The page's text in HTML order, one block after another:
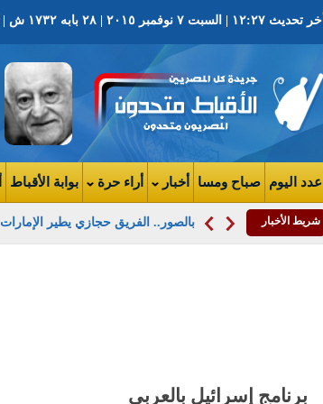
أخر تحديث ١٢:٢٧ | السبت ٧ نوفمبر ٢٠١٥ | ٢٨ بابه ١٧٣٢ ش | العدد ٣٧٣٩ السنة التاسعه
عدد اليوم صباح ومسا أخبار أراء حرة بوابة الأقباط
شريط الأخبار بالصور.. الفريق حجازي يطير الإمارات
برنامج إسرائيل بالعربي